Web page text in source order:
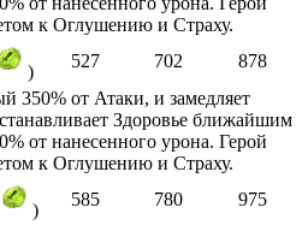
к Оглушению и Страху.
)
527 702
878
350% от Атаки, и замедляет
Здоровье ближайшим
от нанесенного урона. Герой
к Оглушению и Страху.
)
585 780
975